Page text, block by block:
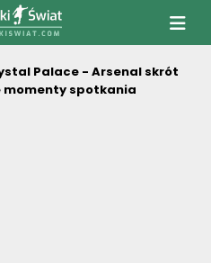
PiłkarskiSwiat.com
Palace - Arsenal skrót
momenty spotkania